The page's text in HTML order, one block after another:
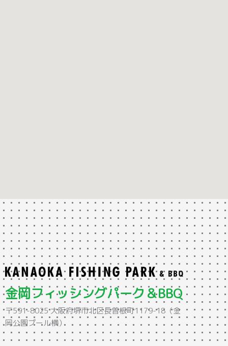
金岡フィッシングパーク＆BBQ
〒591-8025 大阪府堺市北区長曽根町1179-18（金
岡公園プール横）